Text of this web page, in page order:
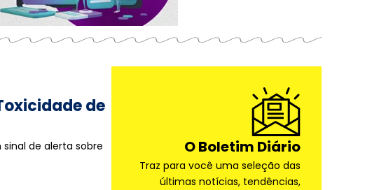
de
de alerta sobre
O Boletim Diário
Traz para você uma seleção das
últimas notícias, tendências,